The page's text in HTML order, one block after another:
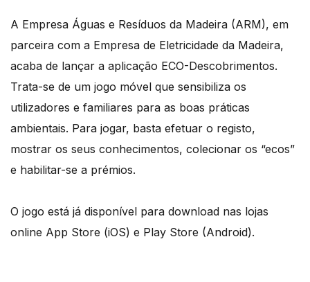
A Empresa Águas e Resíduos da Madeira (ARM), em
parceira com a Empresa de Eletricidade da Madeira,
acaba de lançar a aplicação ECO-Descobrimentos.
Trata-se de um jogo móvel que sensibiliza os
utilizadores e familiares para as boas práticas
ambientais. Para jogar, basta efetuar o registo,
mostrar os seus conhecimentos, colecionar os “ecos”
e habilitar-se a prémios.
O jogo está já disponível para download nas lojas
online App Store (iOS) e Play Store (Android).